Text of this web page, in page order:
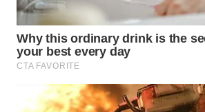
WAHANA
ADVOKAT
INFRASTRUKTUR